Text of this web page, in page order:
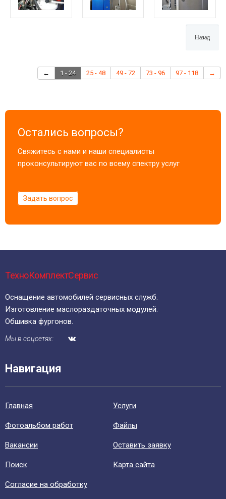
← 1 - 24 25 - 48 49 - 72 73 - 96 97 - 118 →
Остались вопросы?
Свяжитесь с нами и наши специалисты
проконсультируют вас по всему спектру услуг
Задать вопрос
ТехноКомплектСервис
Оснащение автомобилей сервисных служб.
Изготовление маслораздаточных модулей.
Обшивка фургонов.
Мы в соцсетях:
Навигация
Главная Уcлуги
Фотоальбом работ Файлы
Вакансии Оставить заявку
Поиск Карта сайта
Согласие на обработку